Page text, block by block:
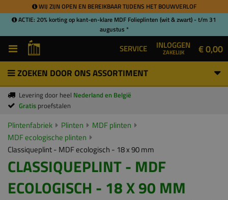
WIJ ZIJN OPEN EN BEREIKBAAR TIJDENS HET BOUWVERLOF
ACTIE: 20% korting op kant-en-klare MDF Folieplinten (wit & zwart) - t/m 31
augustus *
SERVICE INLOGGEN
ZAKELIJK € 0,00
ZOEKEN DOOR ONS ASSORTIMENT
Levering door heel Nederland en België
Gratis proefstalen
Plintenfabriek Plinten
MDF plinten
MDF ecologische plinten
Classiqueplint - MDF ecologisch - 18 x 90 mm
CLASSIQUEPLINT - MDF
ECOLOGISCH - 18 X 90 MM